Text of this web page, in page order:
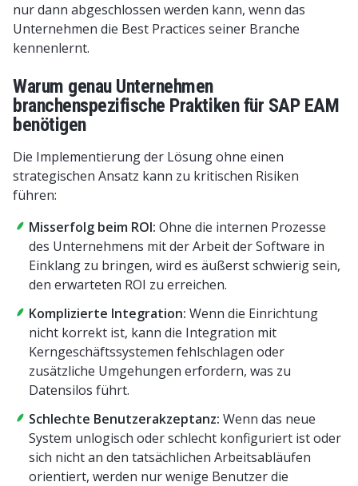
nur dann abgeschlossen werden kann, wenn das
Unternehmen die Best Practices seiner Branche
kennenlernt.
Warum genau Unternehmen
branchenspezifische Praktiken für SAP EAM
benötigen
Die Implementierung der Lösung ohne einen
strategischen Ansatz kann zu kritischen Risiken
führen:
Misserfolg beim ROI: Ohne die internen Prozesse
des Unternehmens mit der Arbeit der Software in
Einklang zu bringen, wird es äußerst schwierig sein,
den erwarteten ROI zu erreichen.
Komplizierte Integration: Wenn die Einrichtung
nicht korrekt ist, kann die Integration mit
Kerngeschäftssystemen fehlschlagen oder
zusätzliche Umgehungen erfordern, was zu
Datensilos führt.
Schlechte Benutzerakzeptanz: Wenn das neue
System unlogisch oder schlecht konfiguriert ist oder
sich nicht an den tatsächlichen Arbeitsabläufen
orientiert, werden nur wenige Benutzer die